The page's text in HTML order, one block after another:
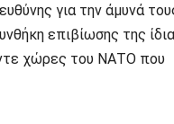
για την άμυνά
επιβίωσης της
χώρες του ΝΑΤΟ που